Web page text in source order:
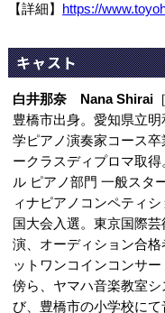
【詳細】
https://
キャスト
白井那奈 Nana Shirai
豊橋市出身。愛知県立
学ピアノ演奏家コース
ークラスディプロマ取
ル ピアノ部門 一般スタ
ィナピアノコンペティ
国大会入選。東京国際
演、オーディション合
ットワンコインコンサ
傍ら、ヤマハ音楽教室
び、豊橋市の小学校にて